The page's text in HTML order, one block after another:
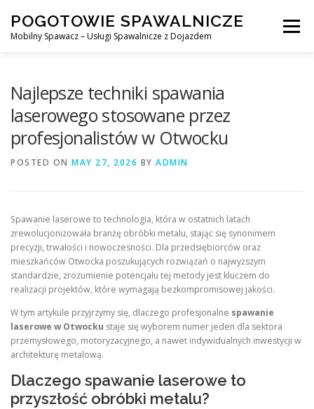
content
POGOTOWIE SPAWALNICZE
Mobilny Spawacz – Usługi Spawalnicze z Dojazdem
Menu
SPAWANIE MIG/MAG (GMAW) NASZE USŁUGI
Najlepsze techniki spawania
laserowego stosowane przez
profesjonalistów w Otwocku
POSTED ON MAY 27, 2026 BY ADMIN
Spawanie laserowe to technologia, która w ostatnich latach
zrewolucjonizowała branżę obróbki metalu, stając się synonimem
precyzji, trwałości i nowoczesności. Dla przedsiębiorców oraz
mieszkańców Otwocka poszukujących rozwiązań o najwyższym
standardzie, zrozumienie potencjału tej metody jest kluczem do
realizacji projektów, które wymagają bezkompromisowej jakości.
W tym artykule przyjrzymy się, dlaczego profesjonalne spawanie
laserowe w Otwocku staje się wyborem numer jeden dla sektora
przemysłowego, motoryzacyjnego, a nawet indywidualnych inwestycji w
architekturę metalową.
Dlaczego spawanie laserowe to
przyszłość obróbki metalu?